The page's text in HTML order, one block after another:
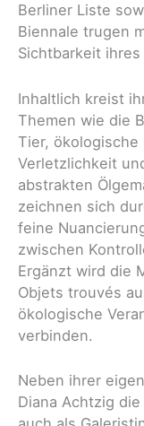
Berliner Liste
Biennale trugen
Sichtbarkeit ihres
Inhaltlich kreist
Themen wie die
Tier, ökologische
Verletzlichkeit
abstrakten
zeichnen sich
feine
zwischen
Ergänzt wird die
Objets trouvés
ökologische
verbinden.
Neben ihrer
Diana Achtzig